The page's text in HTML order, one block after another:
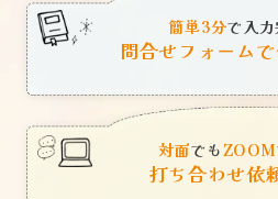
簡単3分で入力
問合せフォーム
対面でもZOOM
打ち合わせ依